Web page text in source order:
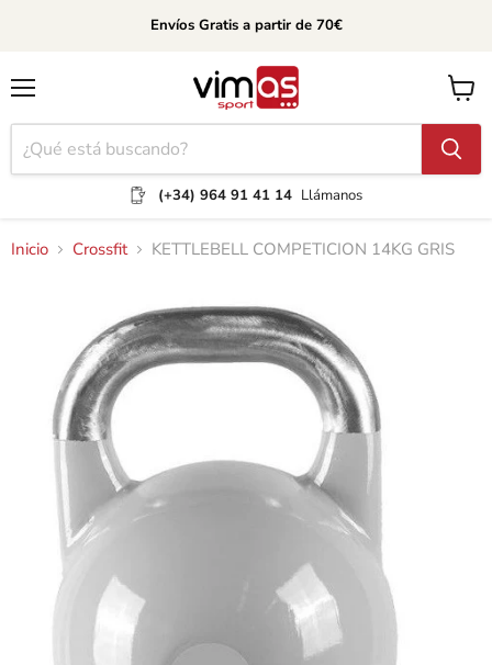
Envíos Gratis a partir de 70€
(+34) 964 91 41 14 Llámanos
Ver
carrito
Inicio Crossfit KETTLEBELL COMPETICION 14KG GRIS